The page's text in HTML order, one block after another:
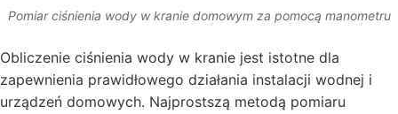
Pomiar ciśnienia wody w kranie domowym za pomocą manometru
Obliczenie ciśnienia wody w kranie jest istotne dla
zapewnienia prawidłowego działania instalacji wodnej i
urządzeń domowych. Najprostszą metodą pomiaru